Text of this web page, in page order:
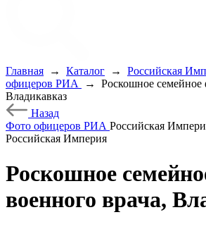
Главная → Каталог → Российская
офицеров РИА
→
Роскошное семейное
Владикавказ
Назад
Фото офицеров РИА Российская
Российская Империя
Роскошное
военного врача,